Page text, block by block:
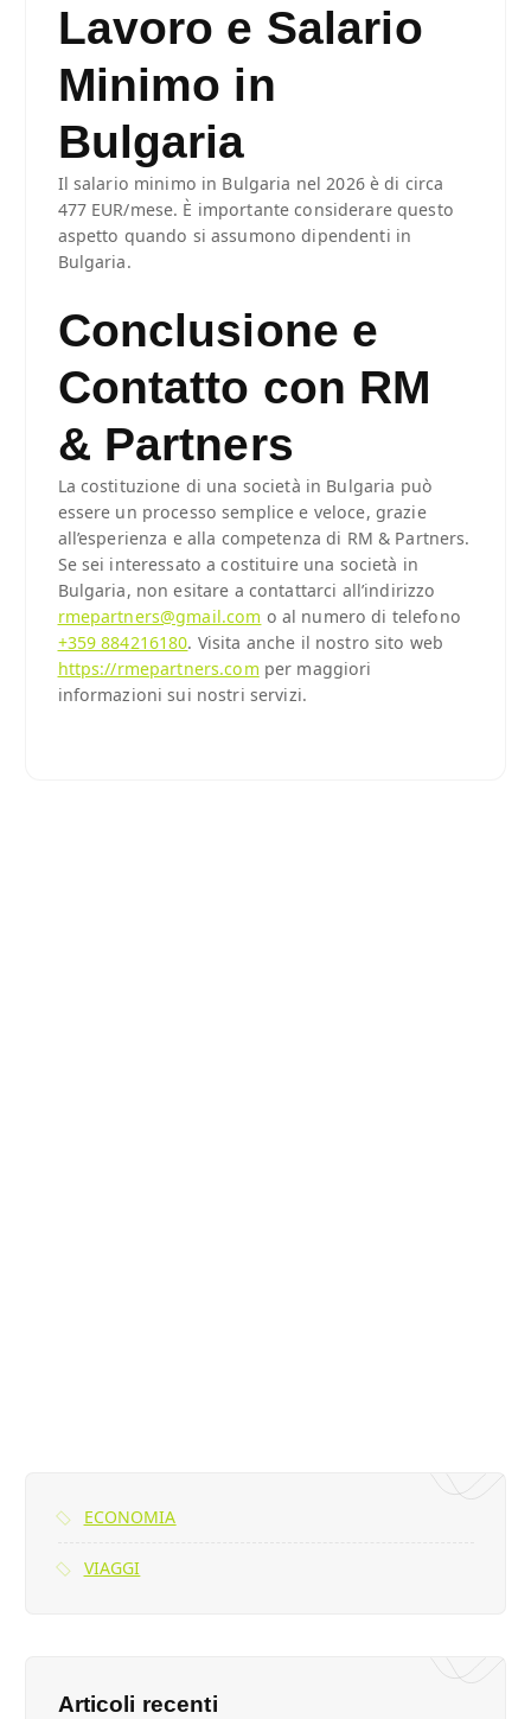
Lavoro e Salario
Minimo in
Bulgaria
Il salario minimo in Bulgaria nel 2026 è di circa
477 EUR/mese. È importante considerare questo
aspetto quando si assumono dipendenti in
Bulgaria.
Conclusione e
Contatto con RM
& Partners
La costituzione di una società in Bulgaria può
essere un processo semplice e veloce, grazie
all’esperienza e alla competenza di RM & Partners.
Se sei interessato a costituire una società in
Bulgaria, non esitare a contattarci all’indirizzo
rmepartners@gmail.com o al numero di telefono
+359 884216180. Visita anche il nostro sito web
https://rmepartners.com per maggiori
informazioni sui nostri servizi.
ECONOMIA
VIAGGI
Articoli recenti